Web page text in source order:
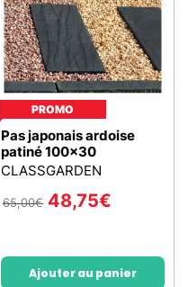
PROMO
Pas japonais ardoise
patiné 100x30
CLASSGARDEN
65,00€ 48,75€
Ajouter au panier